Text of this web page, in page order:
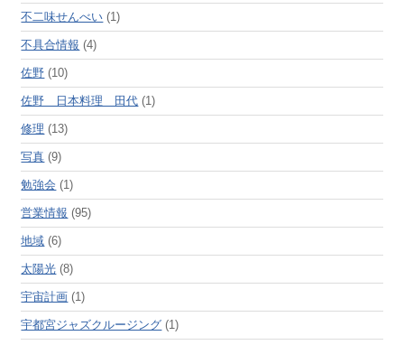
不二味せんべい (1)
不具合情報 (4)
佐野 (10)
佐野 日本料理 田代 (1)
修理 (13)
写真 (9)
勉強会 (1)
営業情報 (95)
地域 (6)
太陽光 (8)
宇宙計画 (1)
宇都宮ジャズクルージング (1)